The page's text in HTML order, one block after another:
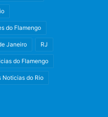
do Flamengo
Janeiro RJ
do Flamengo
Noticias do Rio